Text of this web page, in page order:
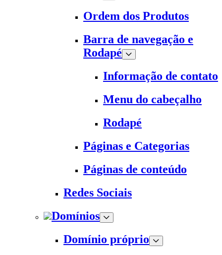
Ordem dos Produtos
Barra de navegação e
Rodapé
Informação de contato
Menu do cabeçalho
Rodapé
Páginas e Categorias
Páginas de conteúdo
Redes Sociais
Domínios
Domínio próprio